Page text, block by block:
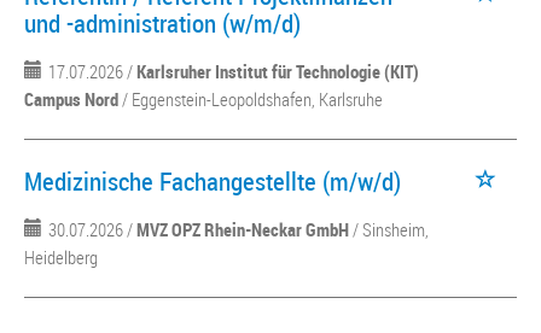
und -administration (w/m/d)
17.07.2026 /Karlsruher Institut für Technologie (KIT)
Campus Nord/ Eggenstein-Leopoldshafen, Karlsruhe
Medizinische Fachangestellte (m/w/d)
30.07.2026 /MVZ OPZ Rhein-Neckar GmbH/ Sinsheim,
Heidelberg